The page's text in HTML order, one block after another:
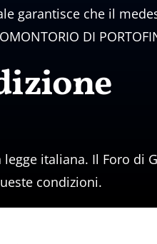
garantisce che il
DI
italiana. Il Foro di
condizioni.